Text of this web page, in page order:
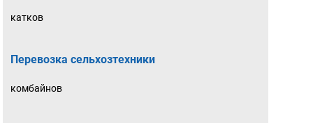
катков
Перевозка сельхозтехники
комбайнов